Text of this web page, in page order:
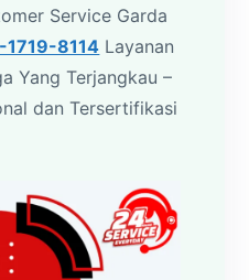
Service Garda
1719-8114 Layanan
Yang Terjangkau –
dan Tersertifikasi